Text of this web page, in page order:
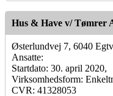
Hus & Have v/ Tømrer
Østerlundvej 7, 6040
Ansatte:
Startdato: 30. april 2020,
Virksomhedsform:
CVR: 41328053